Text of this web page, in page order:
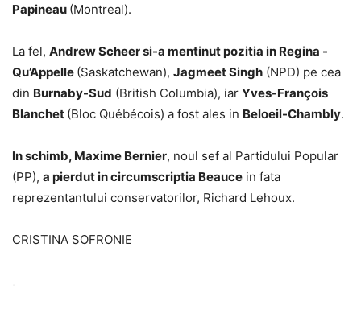
Papineau (Montreal).
La fel, Andrew Scheer si-a mentinut pozitia in Regina -
Qu’Appelle (Saskatchewan), Jagmeet Singh (NPD) pe cea
din Burnaby-Sud (British Columbia), iar Yves-François
Blanchet (Bloc Québécois) a fost ales in Beloeil-Chambly.
In schimb, Maxime Bernier, noul sef al Partidului Popular
(PP), a pierdut in circumscriptia Beauce in fata
reprezentantului conservatorilor, Richard Lehoux.
CRISTINA SOFRONIE